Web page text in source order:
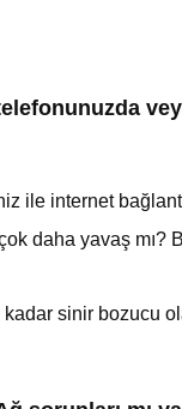
ile internet
daha yavaş mı?
sinir bozucu